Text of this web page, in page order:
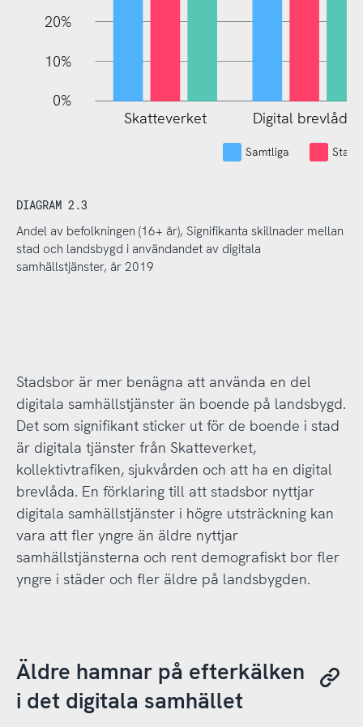
20%
10%
0%
Skatteverket Digital brevlåda
Samtliga Stad
DIAGRAM 2.3
Andel av befolkningen (16+ år), Signifikanta skillnader mellan
stad och landsbygd i användandet av digitala
samhällstjänster, år 2019
Stadsbor är mer benägna att använda en del
digitala samhällstjänster än boende på landsbygd.
Det som signifikant sticker ut för de boende i stad
är digitala tjänster från Skatteverket,
kollektivtrafiken, sjukvården och att ha en digital
brevlåda. En förklaring till att stadsbor nyttjar
digitala samhällstjänster i högre utsträckning kan
vara att fler yngre än äldre nyttjar
samhällstjänsterna och rent demografiskt bor fler
yngre i städer och fler äldre på landsbygden.
Äldre hamnar på efterkälken
i det digitala samhället